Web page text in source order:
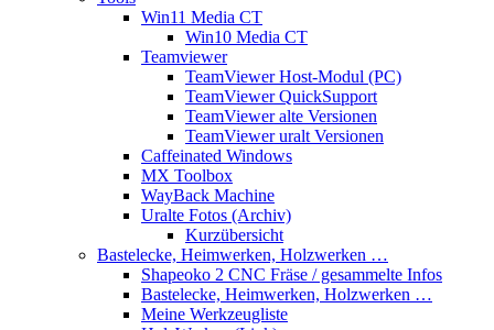
Win11 Media CT
Win10 Media CT
Teamviewer
TeamViewer Host-Modul (PC)
TeamViewer QuickSupport
TeamViewer alte Versionen
TeamViewer uralt Versionen
Caffeinated Windows
MX Toolbox
WayBack Machine
Uralte Fotos (Archiv)
Kurzübersicht
Bastelecke, Heimwerken, Holzwerken …
Shapeoko 2 CNC Fräse / gesammelte Infos
Bastelecke, Heimwerken, Holzwerken …
Meine Werkzeugliste